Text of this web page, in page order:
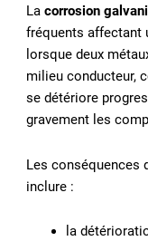
Lacorrosion
fréquents affectant
lorsque deux
milieu conducteur,
se détériore
gravement les
Les conséquences
inclure :
la